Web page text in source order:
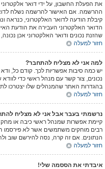
את הפעלת החשבון, על ידי דואר
ההרשמה. אם האישור להרשמה נשלח
קיבלת הודעה לדואר האלקטרוני, כנראה
הדואר האלקטרוני העבירה את הודעת
שהזנת נכונים ודואר האלקטרוני אכן
חזור למעלה
למה אני לא מצליח להתחבר?
יש כמה סיבות אפשריות לכך. קודם כל,
נכונים, צור קשר עם מנהל ראשי כדי
בהגדרות האתר שהמנהלים שלו יצטרכו
חזור למעלה
נרשמתי בעבר אבל אני לא מצליח
קיימת אפשרות שמנהל ראשי כיבה או
רבים מוחקים משתמשים אשר לא פירסמו
הנתונים. אם זה קרה, נסה להירשם שוב
חזור למעלה
איבדתי את הססמה שלי!